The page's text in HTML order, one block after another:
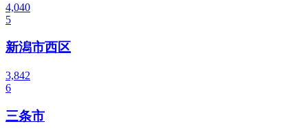
4,040
5
新潟市西区
3,842
6
三条市